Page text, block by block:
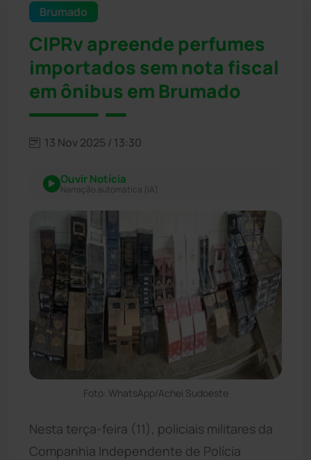
Brumado
CIPRv apreende perfumes
importados sem nota fiscal
em ônibus em Brumado
13 Nov 2025 / 13:30
Ouvir Notícia
Narração automática (IA)
Foto: WhatsApp/Achei Sudoeste
Nesta terça-feira (11), policiais militares da
Companhia Independente de Polícia